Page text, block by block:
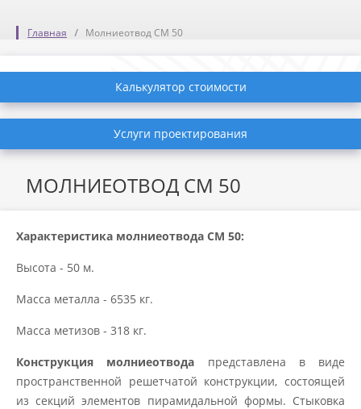
Главная Молниеотвод СМ 50
Калькулятор стоимости
Услуги проектирования
МОЛНИЕОТВОД СМ 50
Характеристика молниеотвода СМ 50:
Высота - 50 м.
Масса металла - 6535 кг.
Масса метизов - 318 кг.
Конструкция молниеотвода представлена в виде
пространственной решетчатой конструкции, состоящей
из секций элементов пирамидальной формы. Стыковка